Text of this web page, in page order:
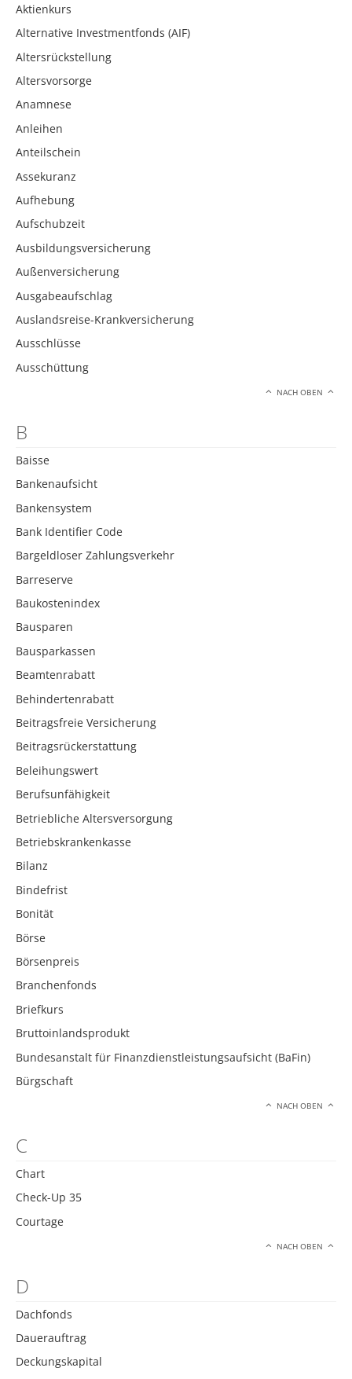
Aktienkurs
Alternative Investmentfonds (AIF)
Altersrückstellung
Altersvorsorge
Anamnese
Anleihen
Anteilschein
Assekuranz
Aufhebung
Aufschubzeit
Ausbildungsversicherung
Außenversicherung
Ausgabeaufschlag
Auslandsreise-Krankversicherung
Ausschlüsse
Ausschüttung
NACH OBEN
B
Baisse
Bankenaufsicht
Bankensystem
Bank Identifier Code
Bargeldloser Zahlungsverkehr
Barreserve
Baukostenindex
Bausparen
Bausparkassen
Beamtenrabatt
Behindertenrabatt
Beitragsfreie Versicherung
Beitragsrückerstattung
Beleihungswert
Berufsunfähigkeit
Betriebliche Altersversorgung
Betriebskrankenkasse
Bilanz
Bindefrist
Bonität
Börse
Börsenpreis
Branchenfonds
Briefkurs
Bruttoinlandsprodukt
Bundesanstalt für Finanzdienstleistungsaufsicht (BaFin)
Bürgschaft
NACH OBEN
C
Chart
Check-Up 35
Courtage
NACH OBEN
D
Dachfonds
Dauerauftrag
Deckungskapital